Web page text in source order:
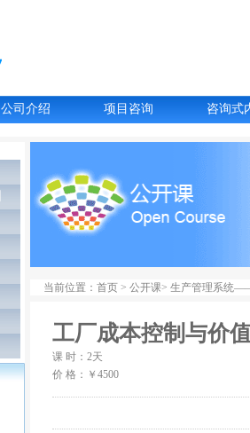
公司介绍 项目咨询 咨询式
当前位置：首页 > 公开课> 生产管理系统
工厂成本控制与价
课 时：2天
价 格：￥4500